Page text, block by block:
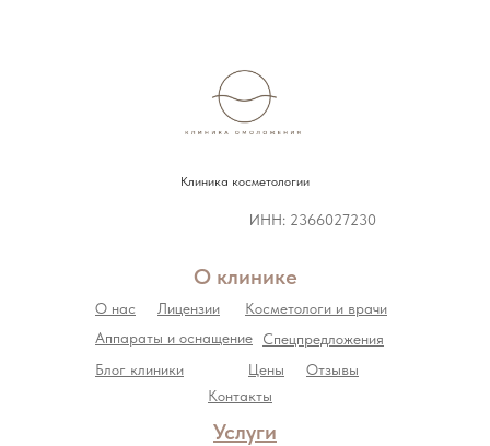
Клиника косметологии
ИНН: 2366027230
Аппараты и оснащение
О нас Лицензии Косметологи и врачи
Цены
Спецпредложения
Отзывы
Контакты
Блог клиники
О клинике
Услуги